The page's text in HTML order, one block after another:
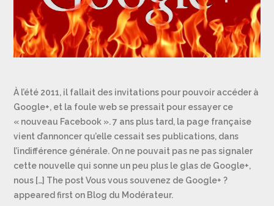
À l’été 2011, il fallait des invitations pour pouvoir accéder à
Google+, et la foule web se pressait pour essayer ce
« nouveau Facebook ». 7 ans plus tard, la page française
vient d’annoncer qu’elle cessait ses publications, dans
l’indifférence générale. On ne pouvait pas ne pas signaler
cette nouvelle qui sonne un peu plus le glas de Google+,
nous […] The post Vous vous souvenez de Google+ ?
appeared first on Blog du Modérateur.